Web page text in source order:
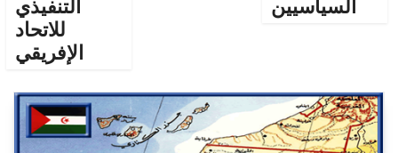
السياسيين
التنفيذي
للاتحاد
الإفريقي